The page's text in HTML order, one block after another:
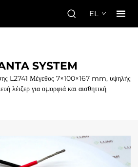
EL
SYSTEM
L2741 Μέγεθος 7×100×167 mm, υψηλής
λέιζερ για ομορφιά και αισθητική